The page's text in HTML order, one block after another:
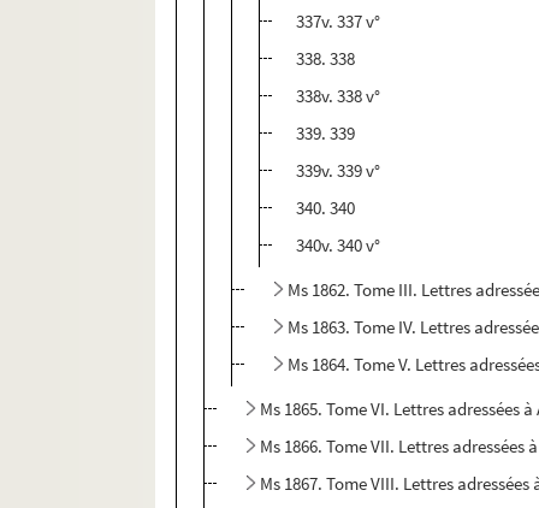
337v. 337 v°
338. 338
338v. 338 v°
339. 339
339v. 339 v°
340. 340
340v. 340 v°
Ms 1862. Tome III. Lettres
Ms 1863. Tome IV. Lettres
Ms 1864. Tome V. Lettres
Ms 1865. Tome VI. Lettres adressées
Ms 1866. Tome VII. Lettres adressées
Ms 1867. Tome VIII. Lettres